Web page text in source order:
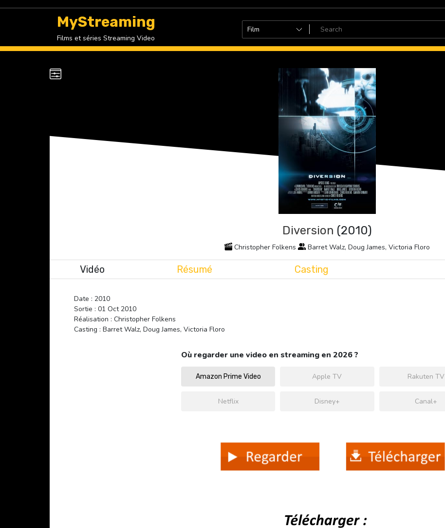
MyStreaming
Films et séries Streaming Video
Diversion (2010)
Christopher Folkens Barret Walz, Doug James, Victoria Floro
Vidéo Résumé Casting
Date : 2010
Sortie : 01 Oct 2010
Réalisation : Christopher Folkens
Casting : Barret Walz, Doug James, Victoria Floro
Où regarder une video en streaming en 2026 ?
Amazon Prime Video Apple TV Rakuten TV
Netflix Disney+ Canal+